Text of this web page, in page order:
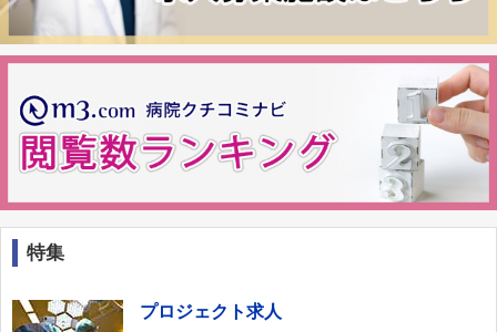
特集
プロジェクト求人